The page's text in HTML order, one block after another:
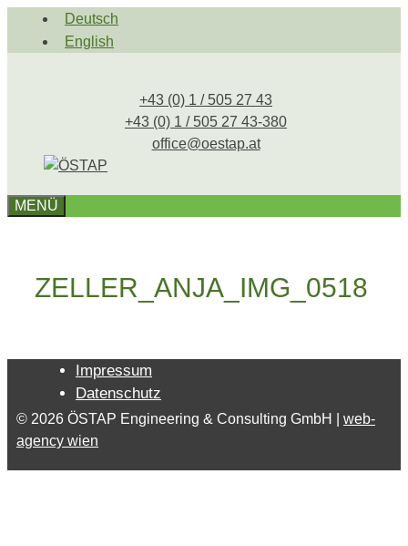
Deutsch
English
+43 (0) 1 / 505 27 43
+43 (0) 1 / 505 27 43-380
office@oestap.at
MENÜ
ZELLER_ANJA_IMG_0518
Impressum
Datenschutz
© 2026 ÖSTAP Engineering & Consulting GmbH | web-
agency wien